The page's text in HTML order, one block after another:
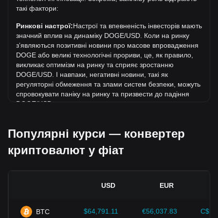
За останні 7 днів обмінний курс Dogecoin (DOGE)
знизився на 0.02%. За останній місяць обмінний курс
Dogecoin (DOGE) знизився на 3.51% щодо наступної
валюти: Долар США (USD).
такі фактори:
Ринкові настрої:Настрої та впевненість інвесторів мають
значний вплив на динаміку DOGE/USD. Коли на ринку
зʼявляються позитивні новини про масове впровадження
DOGE або великі технологічні прориви, це, як правило,
викликає оптимізм на ринку та сприяє зростанню
DOGE/USD. І навпаки, негативні новини, такі як
регуляторні обмеження та злами систем безпеки, можуть
спровокувати паніку на ринку та призвести до падіння
DOGE/USD.
регуляція, що стосуються криптовалют, мають
безпосередній вплив на їх масове впровадження, що, в
свою чергу, визначає їхню вартість відносно традиційних
навпаки, незрозуміла або надто сувора регуляторна
спричинити падіння їхньої вартості.
Популярні курси — конвертер
криптовалют у фіат
USD EUR
BTC $64,791.11 €56,037.83